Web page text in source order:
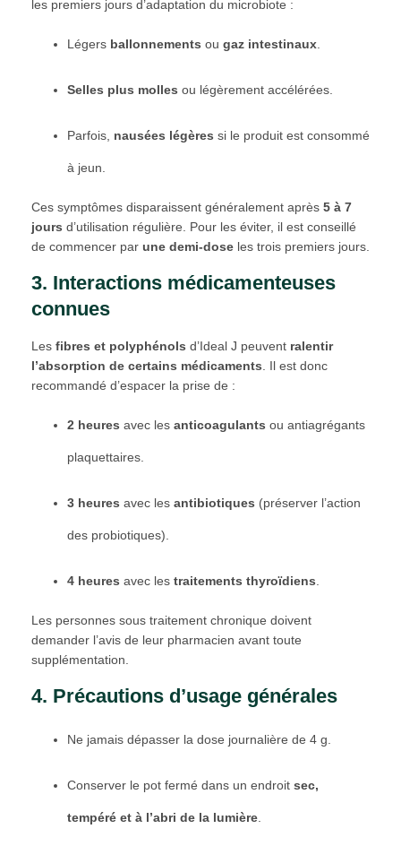
les premiers jours d’adaptation du microbiote :
Légers ballonnements ou gaz intestinaux
Selles plus molles ou légèrement accélérées.
Parfois, nausées légères si le produit est consommé
à jeun.
Ces symptômes disparaissent généralement après 5 à 7
jours d’utilisation régulière. Pour les éviter, il est conseillé
de commencer par une demi-dose les trois premiers jours.
3. Interactions médicamenteuses
connues
Les fibres et polyphénols d’Ideal J peuvent ralentir
l’absorption de certains médicaments . Il est donc
recommandé d’espacer la prise de :
2 heures avec les anticoagulants ou antiagrégants
plaquettaires.
3 heures avec les antibiotiques (préserver l’action
des probiotiques).
4 heures avec les traitements thyroïdiens
Les personnes sous traitement chronique doivent
demander l’avis de leur pharmacien avant toute
supplémentation.
4. Précautions d’usage générales
Ne jamais dépasser la dose journalière de 4 g.
Conserver le pot fermé dans un endroit sec,
tempéré et à l’abri de la lumière